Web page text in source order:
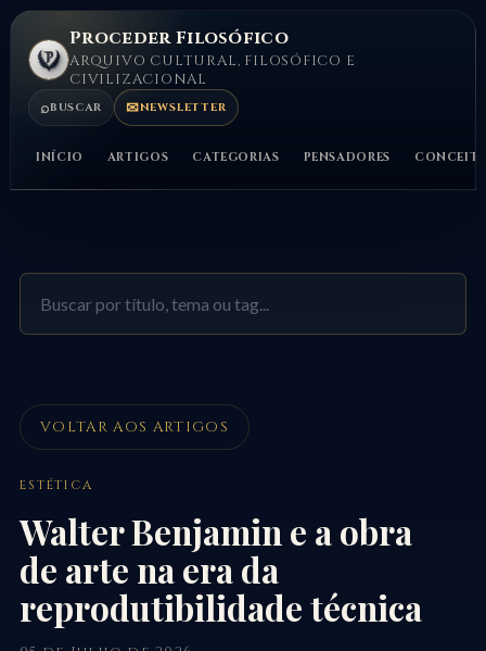
Proceder Filosófico
ARQUIVO CULTURAL, FILOSÓFICO E
CIVILIZACIONAL
⌕BUSCAR ✉NEWSLETTER
INÍCIO ARTIGOS CATEGORIAS PENSADORES
VOLTAR AOS ARTIGOS
ESTÉTICA
Walter Benjamin e a obra
de arte na era da
reprodutibilidade técnica